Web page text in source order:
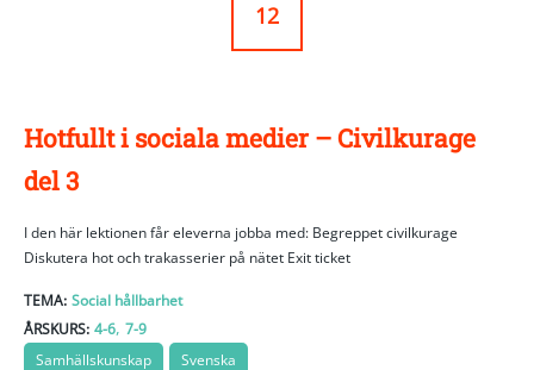
12
Hotfullt i sociala medier – Civilkurage
del 3
I den här lektionen får eleverna jobba med: Begreppet civilkurage
Diskutera hot och trakasserier på nätet Exit ticket
TEMA: Social hållbarhet
ÅRSKURS: 4-6, 7-9
Samhällskunskap
Svenska